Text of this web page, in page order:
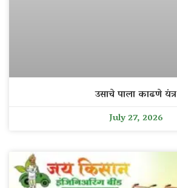
उसाचे पाला काढणे यंत्र
July 27, 2026